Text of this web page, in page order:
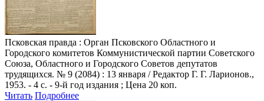
Псковская правда : Орган Псковского Областного и
Городского комитетов Коммунистической партии Советского
Союза, Областного и Городского Советов депутатов
трудящихся. № 9 (2084) : 13 января / Редактор Г. Г. Ларионов.,
1953. - 4 с. - 9-й год издания ; Цена 20 коп.
Читать Подробнее